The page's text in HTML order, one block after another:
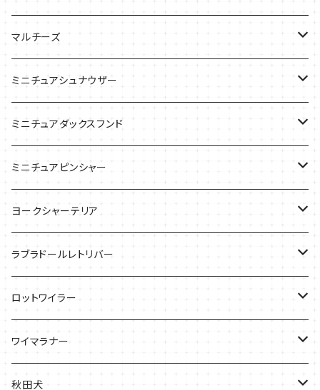
ケース
バッグ
ケース
Tシャツ
ケース
バッグ
マルチーズ
ケース
ミニチュアシュナウザー
Tシャツ
バッグ
ケース
ミニチュアダックスフンド
Ｔシャツ
バッグ
雑貨
ケース
ミニチュアピンシャー
ケース
ヨークシャーテリア
Tシャツ
バッグ
ケース
ラブラドールレトリバー
Ｔシャツ
バッグ
ケース
ロットワイラー
Tシャツ
バッグ
ワイマラナー
Tシャツ
秋田犬